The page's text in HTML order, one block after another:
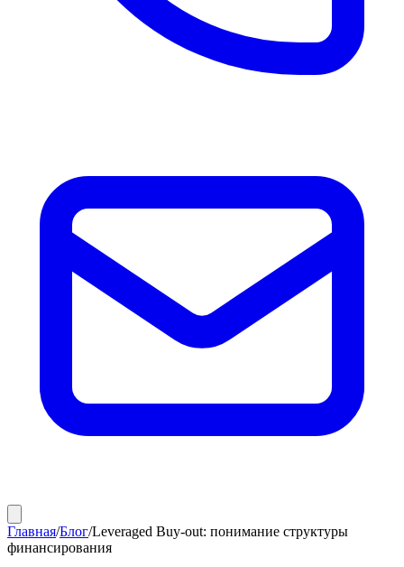
Главная/Блог/Leveraged Buy-out: понимание структуры
финансирования